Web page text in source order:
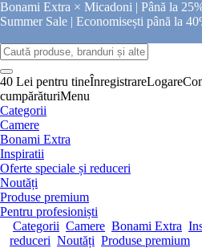
Bonami Extra × Micadoni | Până la
Summer Sale | Economisești până la
40 Lei pentru tineÎnregistrareLogare
cumpărăturiMenu
Categorii
Camere
Bonami Extra
Inspiratii
Oferte speciale și reduceri
Noutăți
Produse premium
Pentru profesioniști
Categorii Camere Bonami Extra
reduceri Noutăți Produse premium